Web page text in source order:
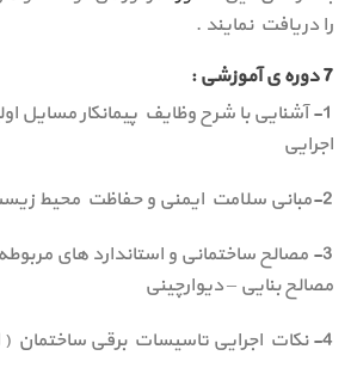
را دریافت نمایند .
7 دوره ی آموزشی :
1- آشنایی با شرح وظایف پیمانکار مسایل
اجرایی
2-مبانی سلامت ایمنی و حفاظت محیط زیست hse
3- مصالح ساختمانی و استاندارد های
مصالح بنایی – دیوارچینی
4- نکات اجرایی تاسیسات برقی ساختمان (1)